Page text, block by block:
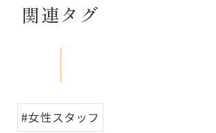
関連タグ
#女性スタッフ